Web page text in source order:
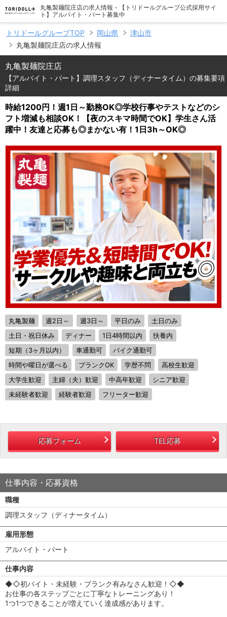
丸亀製麺院庄店の求人情報 - 【トリドールグループ公式採用サイ
ト】アルバイト・パート募集中
トリドールグループTOP 岡山県
津山市
丸亀製麺院庄店の求人情報
丸亀製麺院庄店
【アルバイト・パート】調理スタッフ（ディナータイム）の募集要項
詳細
時給1200円！週1日～勤務OK◎学校行事やテストなどのシ
フト増減も相談OK！【夜のスキマ時間でOK】学生さん活
躍中！友達と応募も◎まかない有！1日3h～OK◎
丸亀製麺 週2日～ 週3日～ 平日のみ
土日のみ
土日・祝日休み
ディナー 1日4時間以内
扶養内
短期（3ヶ月以内）
車通勤可
バイク通勤可
時間や曜日が選べる
ブランクOK 学歴不問
高校生歓迎
大学生歓迎
主婦（夫）歓迎 中高年歓迎
シニア歓迎
未経験者歓迎
経験者歓迎 フリーター歓迎
応募フォーム TEL応募
仕事内容・応募資格
職種
調理スタッフ（ディナータイム）
雇用形態
アルバイト・パート
仕事内容
◆◇初バイト・未経験・ブランク有みなさん歓迎！◇◆
お仕事の各ステップごとに丁寧なトレーニングあり！
1つ1つできることが増えていく達成感があります。